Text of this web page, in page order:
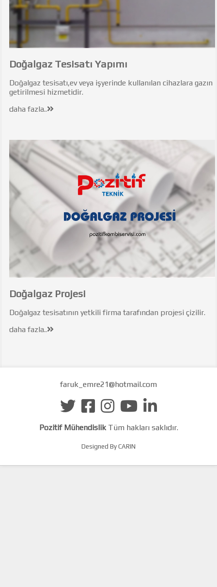
Doğalgaz Tesisatı Yapımı
Doğalgaz tesisatı,ev veya işyerinde kullanılan cihazlara gazın
getirilmesi hizmetidir.
daha fazla..
Doğalgaz Projesi
Doğalgaz tesisatının yetkili firma tarafından projesi çizilir.
daha fazla..
faruk_emre21@hotmail.com
Pozitif MühendislikTüm hakları saklıdır.
Designed By CARIN